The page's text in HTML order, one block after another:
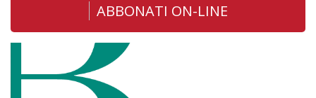
ABBONATI ON-LINE